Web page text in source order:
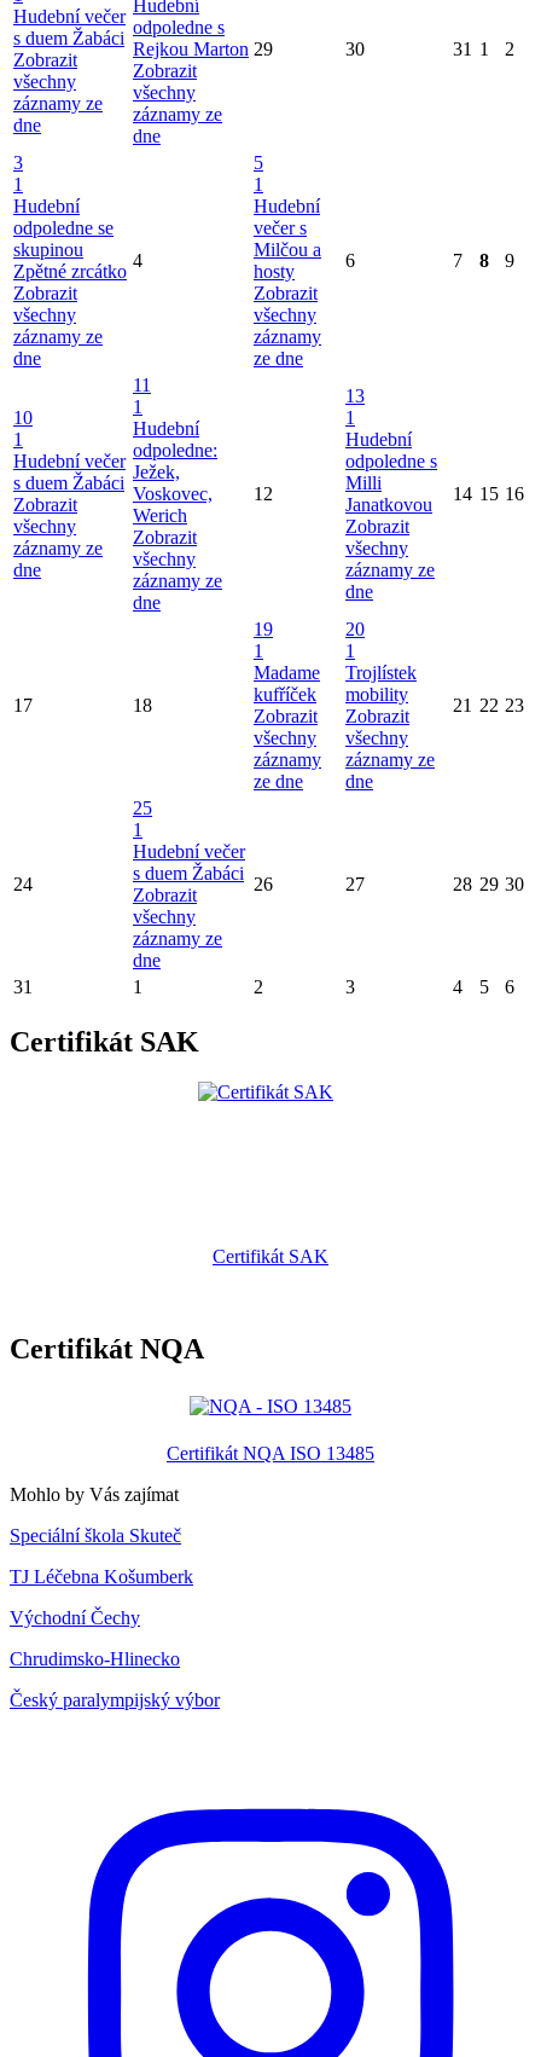
Hudební večer
s duem Žabáci
Zobrazit
všechny
záznamy ze
dne
Hudební
odpoledne s
Rejkou Marton
Zobrazit
všechny
záznamy ze
dne
29 30 31 1 2
3
1
Hudební
odpoledne se
skupinou
Zpětné zrcátko
Zobrazit
všechny
záznamy ze
dne
4
5
1
Hudební
večer s
Milčou a
hosty
Zobrazit
všechny
záznamy
ze dne
6 7 8 9
10
1
Hudební večer
s duem Žabáci
Zobrazit
všechny
záznamy ze
dne
11
1
Hudební
odpoledne:
Ježek,
Voskovec,
Werich
Zobrazit
všechny
záznamy ze
dne
12
13
1
Hudební
odpoledne s
Milli
Janatkovou
Zobrazit
všechny
záznamy ze
dne
14 15 16
17 18
19
1
Madame
kufříček
Zobrazit
všechny
záznamy
ze dne
20
1
Trojlístek
mobility
Zobrazit
všechny
záznamy ze
dne
21 22 23
24
25
1
Hudební večer
s duem Žabáci
Zobrazit
všechny
záznamy ze
dne
26 27 28 29 30
31 1 2 3 4 5 6
Certifikát SAK
Certifikát SAK
Certifikát NQA
Certifikát NQA ISO 13485
Mohlo by Vás zajímat
Speciální škola Skuteč
TJ Léčebna Košumberk
Východní Čechy
Chrudimsko-Hlinecko
Český paralympijský výbor